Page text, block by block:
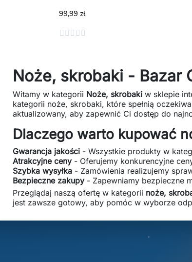
99,99 zł
    
Dodaj do koszyka
Noże, skrobaki - Bazar
Witamy w kategorii Noże, skrobaki w sklepie
kategorii noże, skrobaki, które spełnią
aktualizowany, aby zapewnić Ci dostęp do
Dlaczego warto kupować
Gwarancja jakości - Wszystkie produkty w
Atrakcyjne ceny- Oferujemy konkurencyjne
Szybka wysyłka - Zamówienia realizujemy
Bezpieczne zakupy- Zapewniamy bezpieczne
Przeglądaj naszą ofertę w kategorii noże,
jest zawsze gotowy, aby pomóc w wyborze